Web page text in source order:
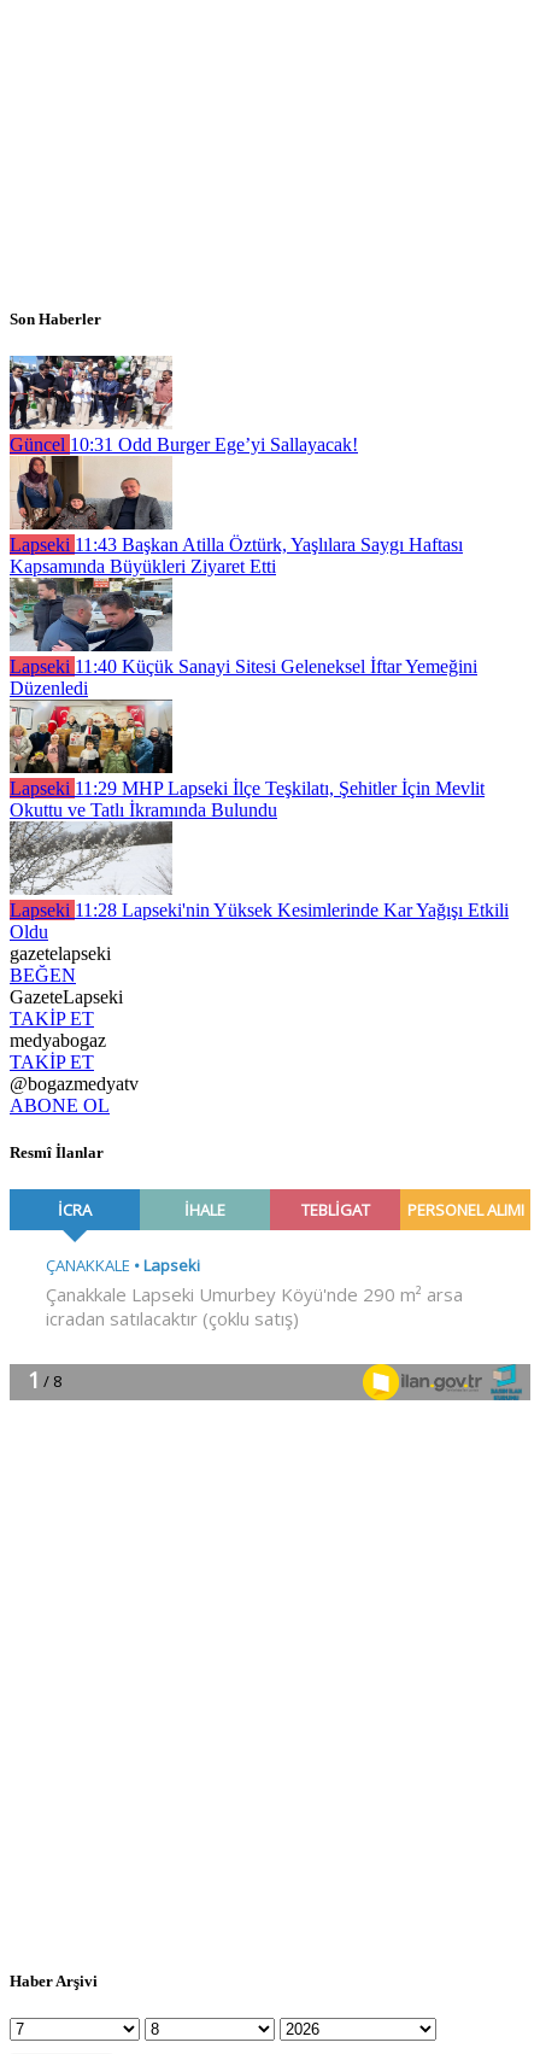
Son Haberler
Güncel 10:31 Odd Burger Ege’yi Sallayacak!
Lapseki 11:43 Başkan Atilla Öztürk, Yaşlılara Saygı Haftası
Kapsamında Büyükleri Ziyaret Etti
Lapseki 11:40 Küçük Sanayi Sitesi Geleneksel İftar Yemeğini
Düzenledi
Lapseki 11:29 MHP Lapseki İlçe Teşkilatı, Şehitler İçin Mevlit
Okuttu ve Tatlı İkramında Bulundu
Lapseki 11:28 Lapseki'nin Yüksek Kesimlerinde Kar Yağışı Etkili
Oldu
gazetelapseki
BEĞEN
GazeteLapseki
TAKİP ET
medyabogaz
TAKİP ET
@bogazmedyatv
ABONE OL
Resmî İlanlar
Haber Arşivi